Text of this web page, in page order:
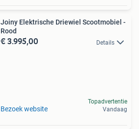
Joiny Elektrische Driewiel Scootmobiel -
Rood
€ 3.995,00 Details
Bezoek website
Topadvertentie
Vandaag